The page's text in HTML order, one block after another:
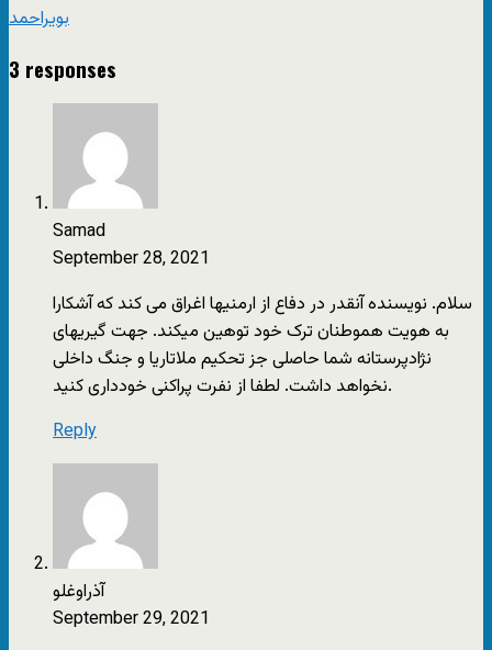
بویراحمد
3 responses
Samad
September 28, 2021
سلام. نویسنده آنقدر در دفاع از ارمنیها اغراق می کند که آشکارا
به هویت هموطنان ترک خود توهین میکند. جهت گیریهای
نژادپرستانه شما حاصلی جز تحکیم ملاتاریا و جنگ داخلی
نخواهد داشت. لطفا از نفرت پراکنی خودداری کنید.
Reply
آذراوغلو
September 29, 2021